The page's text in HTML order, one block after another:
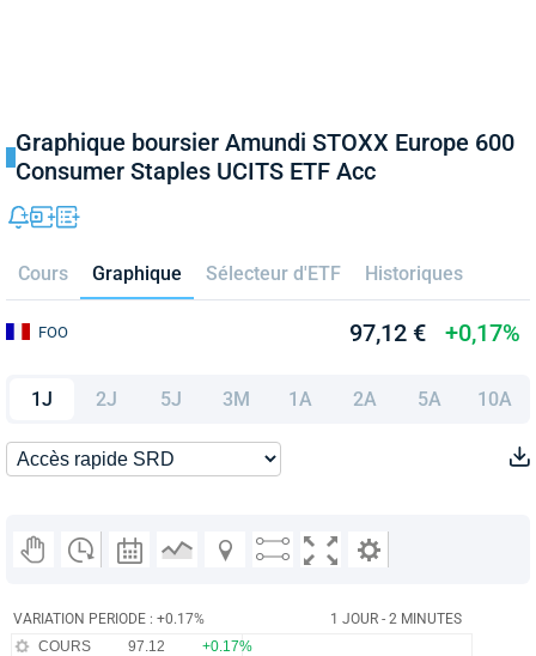
Graphique boursier Amundi STOXX Europe 600
Consumer Staples UCITS ETF Acc
Cours Graphique Sélecteur d'ETF Historiques
FOO 97,12 € +0,17%
1J 2J 5J 3M 1A 2A 5A 10A
VARIATION PERIODE : +0.17% 1 JOUR - 2 MINUTES
COURS 97.12 +0.17%